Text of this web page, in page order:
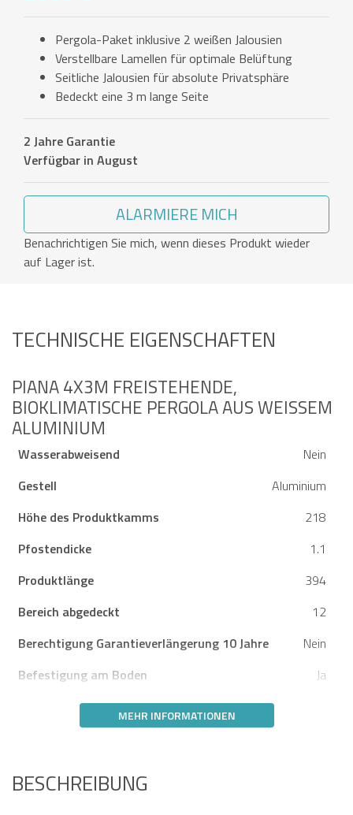
Pergola-Paket inklusive 2 weißen Jalousien
Verstellbare Lamellen für optimale Belüftung
Seitliche Jalousien für absolute Privatsphäre
Bedeckt eine 3 m lange Seite
2 Jahre Garantie
Verfügbar in August
ALARMIERE MICH
Benachrichtigen Sie mich, wenn dieses Produkt wieder
auf Lager ist.
TECHNISCHE EIGENSCHAFTEN
PIANA 4X3M FREISTEHENDE,
BIOKLIMATISCHE PERGOLA AUS WEISSEM A
LUMINIUM
Wasserabweisend
Nein
Gestell
Aluminium
Höhe des Produktkamms
218
Pfostendicke
1.1
Produktlänge
394
Bereich abgedeckt
12
Berechtigung Garantieverlängerung 10 Jahre
Nein
Befestigung am Boden
Ja
MEHR INFORMATIONEN
BESCHREIBUNG